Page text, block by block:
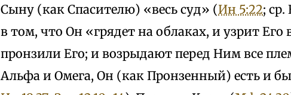
Сыну (как Спасителю) «весь суд» (Ин 5:22;
в том, что Он «грядет на облаках, и узрит Его
пронзили Его; и возрыдают перед Ним все
Альфа и Омега, Он (как Пронзенный) есть и